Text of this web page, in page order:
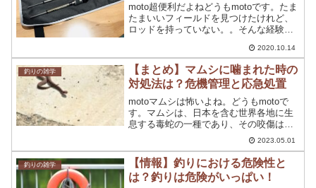
moto超便利だよねどうもmotoです。たま
たまいいフィールドを見つけたけれど、
ロッドを持っていない。。そんな経験し
ラット車のナビとかに写った場所にバス
が生息していて尚且つ釣り禁止じゃない
ポイントを見つけ...
2020.10.14
釣りの雑学
【まとめ】マムシに噛まれた時の
対処法は？危機管理と応急処置
motoマムシは怖いよね。どうもmotoで
す。マムシは、日本を含む世界各地に生
息する毒蛇の一種であり、その咬傷は深
刻な健康被害を引き起こすことがありま
す。もしもマムシに咬まれた場合、冷静
に行動し、適切な対処法を知っておくこ
とが重要です。この...
2023.05.01
釣りの雑学
【情報】釣りにおける危険性と
は？釣りは危険がいっぱい！